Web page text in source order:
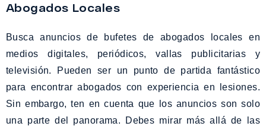
Abogados Locales
Busca anuncios de bufetes de abogados locales en
medios digitales, periódicos, vallas publicitarias y
televisión. Pueden ser un punto de partida fantástico
para encontrar abogados con experiencia en lesiones.
Sin embargo, ten en cuenta que los anuncios son solo
una parte del panorama. Debes mirar más allá de las